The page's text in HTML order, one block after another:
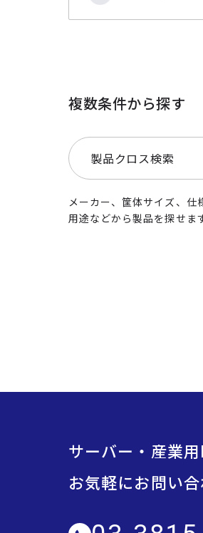
複数条件から探す
製品クロス検索
メーカー、筐体サイズ、仕
用途などから製品を探せま
サーバー・産業
お気軽にお問い合